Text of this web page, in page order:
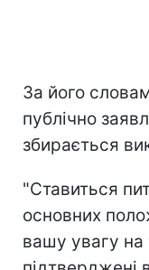
За його
публічно
збирається
"Ставиться
основних
вашу увагу на